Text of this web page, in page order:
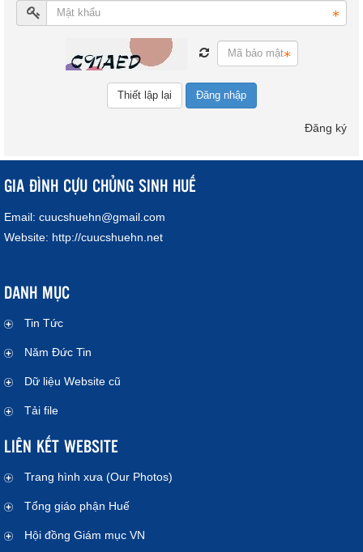
Đăng nhập
Đăng ký
GIA ĐÌNH CỰU CHỦNG SINH HUẾ
Email: cuucshuehn@gmail.com
Website: http://cuucshuehn.net
DANH MỤC
Tin Tức
Năm Đức Tin
Dữ liệu Website cũ
Tải file
LIÊN KẾT WEBSITE
Trang hình xưa (Our Photos)
Tổng giáo phận Huế
Hội đồng Giám mục VN